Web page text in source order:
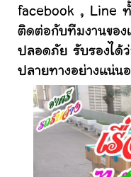
facebook , Line ทั้
ติดต่อกับทีมงานของ
ปลอดภัย รับรองได้
ปลายทางอย่างแน่น